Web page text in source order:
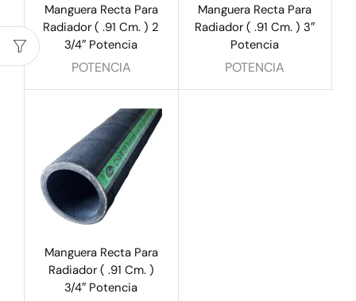
Manguera Recta Para
Radiador ( .91 Cm. ) 2
3/4″ Potencia
POTENCIA
Manguera Recta Para
Radiador ( .91 Cm. ) 3″
Potencia
POTENCIA
Manguera Recta Para
Radiador ( .91 Cm. )
3/4″ Potencia